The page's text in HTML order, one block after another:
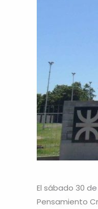
El sábado 30
Pensamiento